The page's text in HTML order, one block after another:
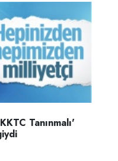
Tanınmalı'